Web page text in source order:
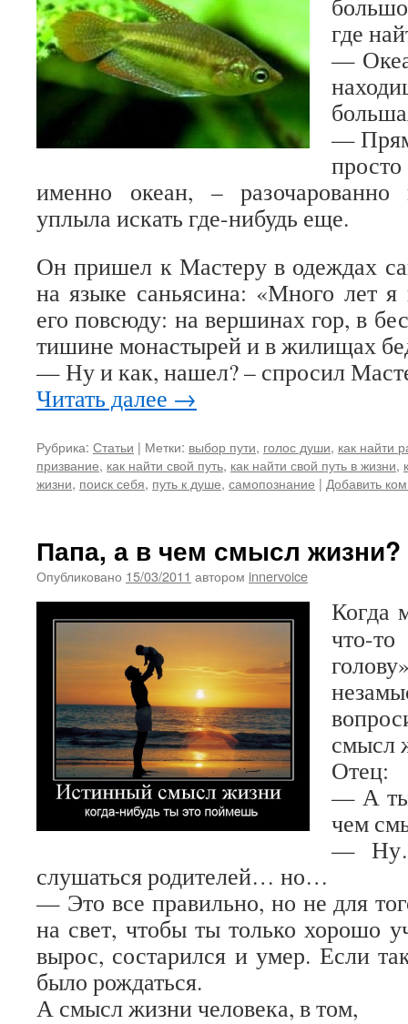
где
—
—
именно океан, –
уплыла искать где-нибудь еще.
Он пришел к Мастеру в одеждах
на языке саньясина: «Много лет
его повсюду: на вершинах гор, в
тишине монастырей и в жилищах
— Ну и как, нашел? – спросил
Читать далее →
Рубрика: Статьи | Метки: выбор пути, голос души, как найти
призвание, как найти свой путь, как найти свой путь в жизни,
жизни, поиск себя, путь к душе, самопознание | Добавить
Папа, а в чем смысл жизни?
Опубликовано 15/03/2011 автором innervoice
Когда
что-
смысл
Отец:
— А ты
чем
— Ну…
слушаться родителей… но…
— Это все правильно, но не для
на свет, чтобы ты только хорошо
вырос, состарился и умер. Если
было рождаться.
А смысл жизни человека, в том,